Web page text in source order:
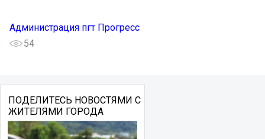
Администрация пгт Прогресс
54
ПОДЕЛИТЕСЬ НОВОСТЯМИ С
ЖИТЕЛЯМИ ГОРОДА